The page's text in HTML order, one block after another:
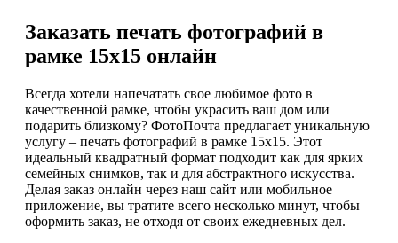
Заказать печать фотографий в
рамке 15х15 онлайн
Всегда хотели напечатать свое любимое фото в
качественной рамке, чтобы украсить ваш дом или
подарить близкому? ФотоПочта предлагает уникальную
услугу – печать фотографий в рамке 15х15. Этот
идеальный квадратный формат подходит как для ярких
семейных снимков, так и для абстрактного искусства.
Делая заказ онлайн через наш сайт или мобильное
приложение, вы тратите всего несколько минут, чтобы
оформить заказ, не отходя от своих ежедневных дел.